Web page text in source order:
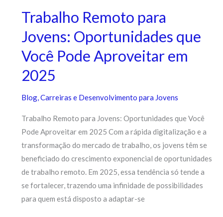
Trabalho Remoto para
Jovens: Oportunidades que
Você Pode Aproveitar em
2025
Blog,Carreiras e Desenvolvimento para Jovens
Trabalho Remoto para Jovens: Oportunidades que Você
Pode Aproveitar em 2025 Com a rápida digitalização e a
transformação do mercado de trabalho, os jovens têm se
beneficiado do crescimento exponencial de oportunidades
de trabalho remoto. Em 2025, essa tendência só tende a
se fortalecer, trazendo uma infinidade de possibilidades
para quem está disposto a adaptar-se